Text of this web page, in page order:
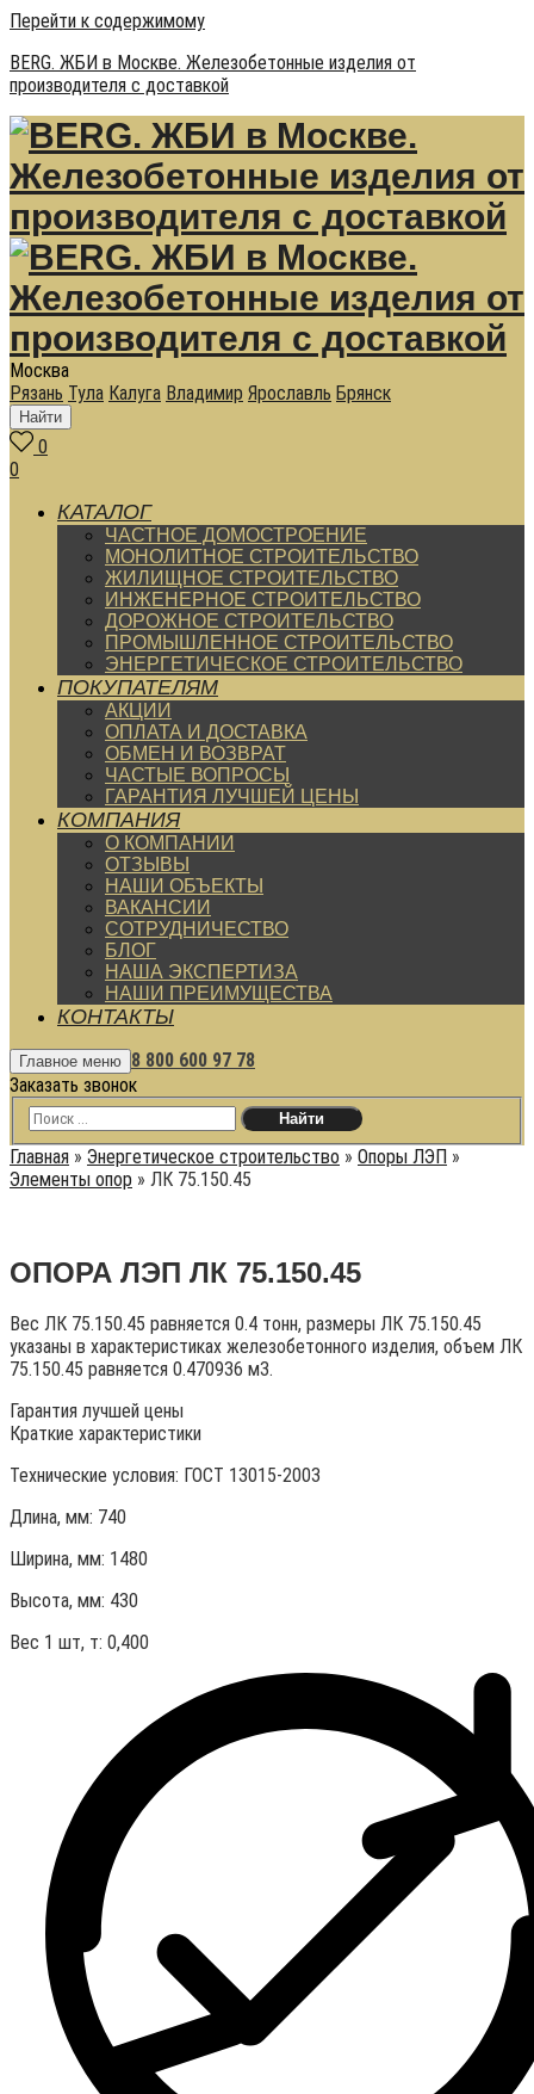
Перейти к содержимому
BERG. ЖБИ в Москве. Железобетонные изделия от
производителя с доставкой
Москва
Рязань Тула Калуга Владимир Ярославль Брянск
Найти
0
0
КАТАЛОГ
ЧАСТНОЕ ДОМОСТРОЕНИЕ
МОНОЛИТНОЕ СТРОИТЕЛЬСТВО
ЖИЛИЩНОЕ СТРОИТЕЛЬСТВО
ИНЖЕНЕРНОЕ СТРОИТЕЛЬСТВО
ДОРОЖНОЕ СТРОИТЕЛЬСТВО
ПРОМЫШЛЕННОЕ СТРОИТЕЛЬСТВО
ЭНЕРГЕТИЧЕСКОЕ СТРОИТЕЛЬСТВО
ПОКУПАТЕЛЯМ
АКЦИИ
ОПЛАТА И ДОСТАВКА
ОБМЕН И ВОЗВРАТ
ЧАСТЫЕ ВОПРОСЫ
ГАРАНТИЯ ЛУЧШЕЙ ЦЕНЫ
КОМПАНИЯ
О КОМПАНИИ
ОТЗЫВЫ
НАШИ ОБЪЕКТЫ
ВАКАНСИИ
СОТРУДНИЧЕСТВО
БЛОГ
НАША ЭКСПЕРТИЗА
НАШИ ПРЕИМУЩЕСТВА
КОНТАКТЫ
Главное меню 8 800 600 97 78
Заказать звонок
Главная » Энергетическое строительство » Опоры ЛЭП »
Элементы опор » ЛК 75.150.45
ОПОРА ЛЭП ЛК 75.150.45
Вес ЛК 75.150.45 равняется 0.4 тонн, размеры ЛК 75.150.45
указаны в характеристиках железобетонного изделия, объем ЛК
75.150.45 равняется 0.470936 м3.
Гарантия лучшей цены
Краткие характеристики
Технические условия: ГОСТ 13015-2003
Длина, мм: 740
Ширина, мм: 1480
Высота, мм: 430
Вес 1 шт, т: 0,400